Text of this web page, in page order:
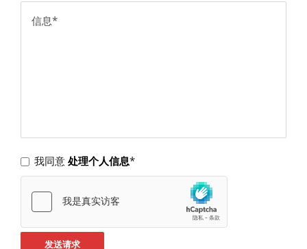
我同意 处理个人信息*